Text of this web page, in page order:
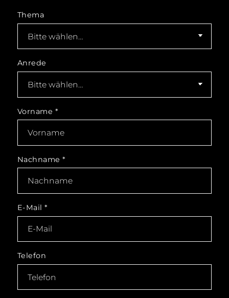
Thema
Anrede
Vorname *
Nachname*
E-Mail*
Telefon